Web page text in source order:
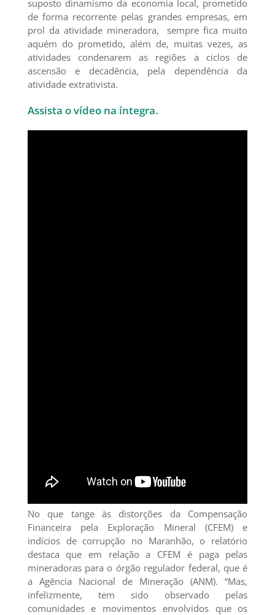
suposto dinamismo da economia local, prometido
de forma recorrente pelas grandes empresas, em
prol da atividade mineradora, sempre fica muito
aquém do prometido, além de, muitas vezes, as
atividades condenarem as regiões a ciclos de
ascensão e decadência, pela dependência da
atividade extrativista.
Assista o vídeo na íntegra.
No que tange às distorções da Compensação
Financeira pela Exploração Mineral (CFEM) e
indícios de corrupção no Maranhão, o relatório
destaca que em relação a CFEM é paga pelas
mineradoras para o órgão regulador federal, que é
a Agência Nacional de Mineração (ANM). “Mas,
infelizmente, tem sido observado pelas
comunidades e movimentos envolvidos que os